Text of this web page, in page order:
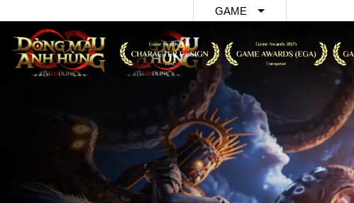
GAME
Dòng Máu Anh
Hùng
Hồi Ức Kiếm Thế
Nhất Niệm Tiêu
Dao